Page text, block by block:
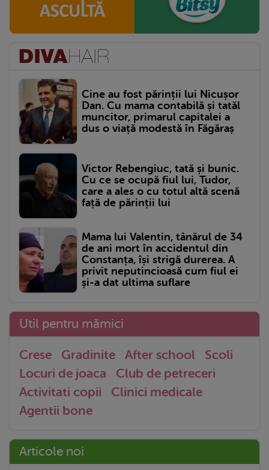
Cine au fost părinții lui Nicușor
Dan. Cu mama contabilă și tatăl
muncitor, primarul capitalei a
dus o viață modestă în Făgăraș
Victor Rebengiuc, tată și bunic.
Cu ce se ocupă fiul lui, Tudor,
care a ales o cu totul altă scenă
față de părinții lui
Mama lui Valentin, tânărul de 34
de ani mort în accidentul din
Constanța, își strigă durerea. A
privit neputincioasă cum fiul ei
și-a dat ultima suflare
Util pentru mămici
Crese Gradinite After school
Scoli
Locuri de joaca
Club de petreceri
Activitati copii
Clinici medicale
Agentii bone
Articole noi